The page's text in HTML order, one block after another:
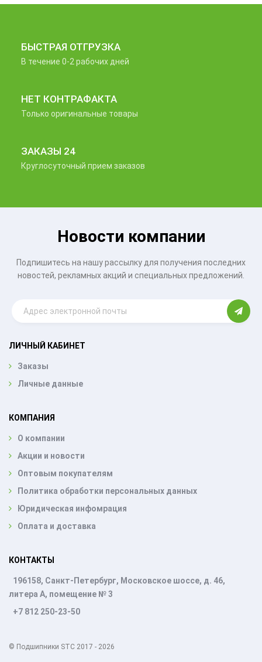
БЫСТРАЯ ОТГРУЗКА
В течение 0-2 рабочих дней
НЕТ КОНТРАФАКТА
Только оригинальные товары
ЗАКАЗЫ 24
Круглосуточный прием заказов
Новости компании
Подпишитесь на нашу рассылку для получения последних
новостей, рекламных акций и специальных предложений.
ЛИЧНЫЙ КАБИНЕТ
Заказы
Личные данные
КОМПАНИЯ
О компании
Акции и новости
Оптовым покупателям
Политика обработки персональных данных
Юридическая инфомрация
Оплата и доставка
КОНТАКТЫ
196158, Санкт-Петербург, Московское шоссе, д. 46,
литера А, помещение № 3
+7 812 250-23-50
© Подшипники STC 2017 - 2026